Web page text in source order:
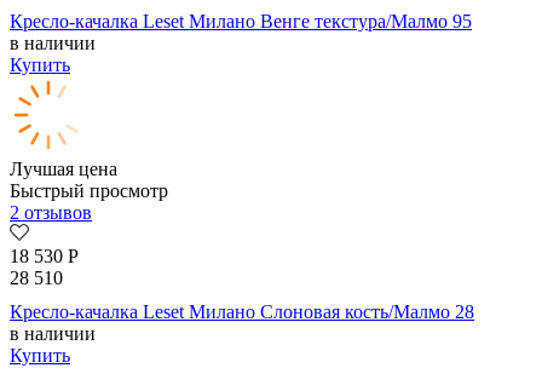
Кресло-качалка Leset Милано Венге текстура/Малмо 95
в наличии
Купить
Лучшая цена
Быстрый просмотр
2 отзывов
18 530 Р
28 510
Кресло-качалка Leset Милано Слоновая кость/Малмо 28
в наличии
Купить